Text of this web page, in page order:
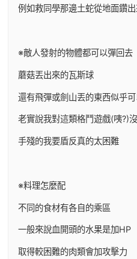
例如救同學那邊土蛇從地面鑽
※敵人發射的物體都可以彈回去
蘑菇丟出來的瓦斯球
還有飛彈或劍山丟的東西似乎
老實說我對這類格鬥遊戲(咦?)
手殘的我要盾反真的太困難
※料理怎麼配
不同的食材有各自的乘區
一般來說血開頭的水果是加HP
取得較困難的肉類會加攻擊力